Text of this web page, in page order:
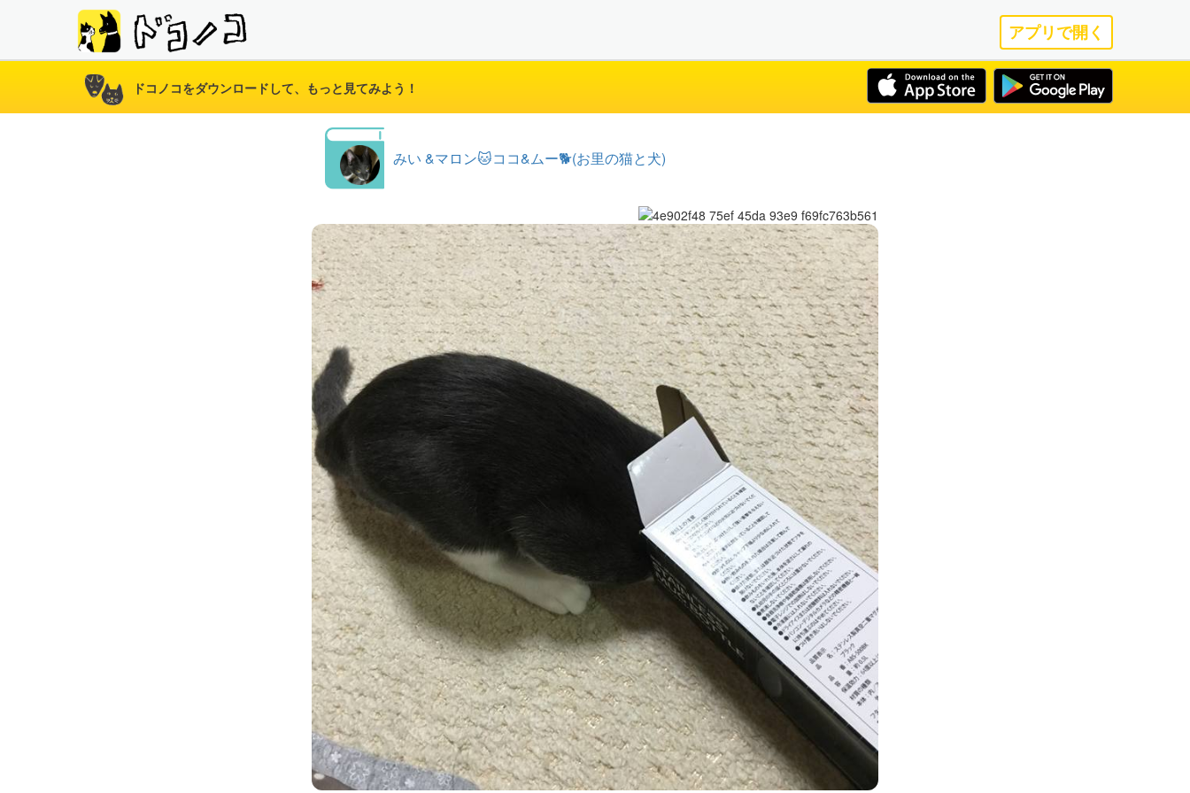
アプリで開く
ドコノコをダウンロードして、もっと見てみよう！
みい &マロン🐱ココ&ムー🐕(お里の猫と犬)